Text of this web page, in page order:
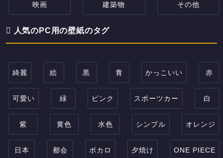
映画 建築物 その他
人気のPC用の壁紙のタグ
綺麗 絵 黒 青 かっこいい 赤
可愛い 緑 ピンク スポーツカー 白
紫 黄色 水色 シンプル オレンジ
日本 都会 ボカロ 夕焼け ONE PIECE